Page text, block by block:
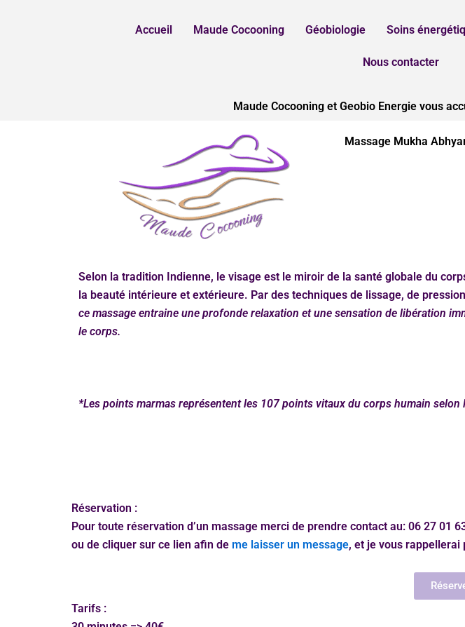
Accueil Maude Cocooning Géobiologie Soins
Nous contacter
Maude Cocooning et Geobio Energie vous
Massage Mukha
Selon la tradition Indienne, le visage est le miroir de la santé globale du
la beauté intérieure et extérieure. Par des techniques de lissage, de
ce massage entraine une profonde relaxation et une sensation de libération
le corps.
*Les points marmas représentent les 107 points vitaux du corps humain selon
Réservation :
Pour toute réservation d’un massage merci de prendre contact au: 06 27 01
ou de cliquer sur ce lien afin de me laisser un message, et je vous rappellerai
Tarifs :